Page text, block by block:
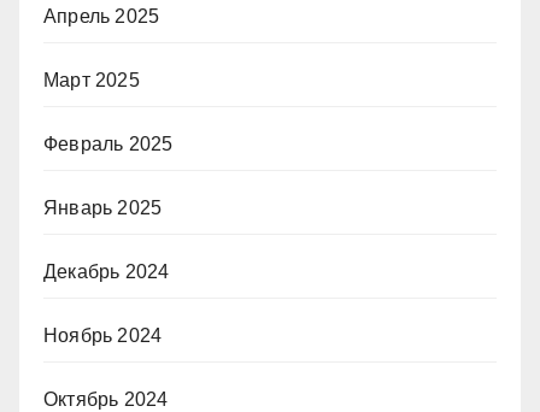
Апрель 2025
Март 2025
Февраль 2025
Январь 2025
Декабрь 2024
Ноябрь 2024
Октябрь 2024